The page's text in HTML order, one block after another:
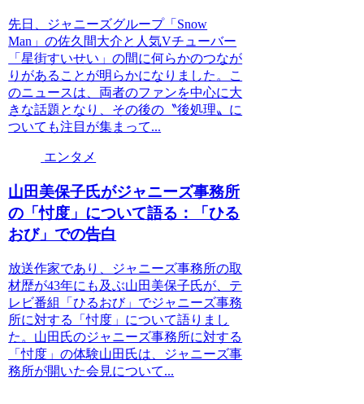
先日、ジャニーズグループ「Snow
Man」の佐久間大介と人気Vチューバー
「星街すいせい」の間に何らかのつなが
りがあることが明らかになりました。こ
のニュースは、両者のファンを中心に大
きな話題となり、その後の〝後処理〟に
ついても注目が集まって...
エンタメ
山田美保子氏がジャニーズ事務所
の「忖度」について語る：「ひる
おび」での告白
放送作家であり、ジャニーズ事務所の取
材歴が43年にも及ぶ山田美保子氏が、テ
レビ番組「ひるおび」でジャニーズ事務
所に対する「忖度」について語りまし
た。山田氏のジャニーズ事務所に対する
「忖度」の体験山田氏は、ジャニーズ事
務所が開いた会見について...